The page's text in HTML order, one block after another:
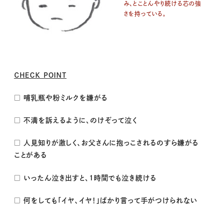
み、とことんやり続ける芯の強
さを持っている。
CHECK POINT
□ 哺乳瓶や粉ミルクを嫌がる
□ 不満を訴えるように、のけぞって泣く
□ 人見知りが激しく、お父さんに抱っこされるのすら嫌がる
ことがある
□ いったん泣き出すと、1時間でも泣き続ける
□ 何をしても「イヤ、イヤ！」ばかり言って手がつけられない